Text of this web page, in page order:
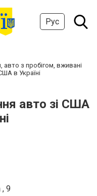
Рус
авто з пробігом, вживані
в Україні
авто зі США
9